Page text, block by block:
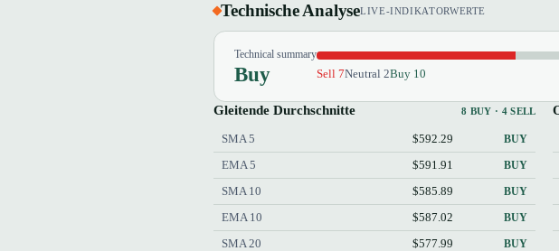
Technische AnalyseLIVE-INDIKATORWERTE
Technical summary
Buy Sell 7Neutral 2Buy 10
Gleitende Durchschnitte 8 BUY · 4 SELL
SMA 5 $592.29 BUY
EMA 5 $591.91 BUY
SMA 10 $585.89 BUY
EMA 10 $587.02 BUY
SMA 20 $577.99 BUY